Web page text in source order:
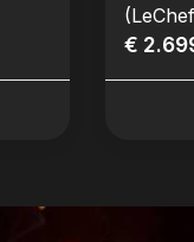
€